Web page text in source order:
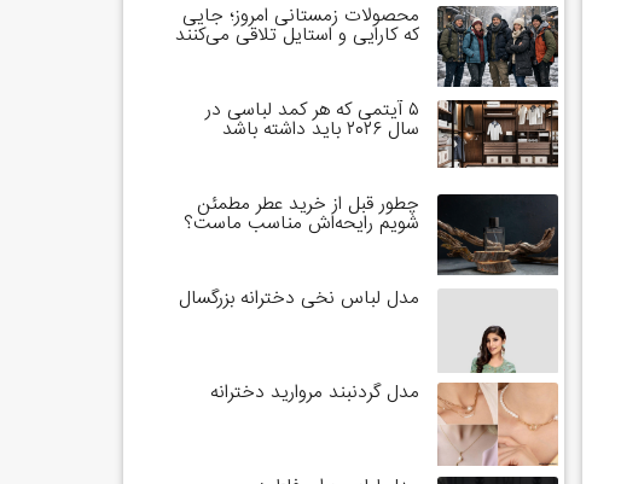
محصولات زمستانی امروز؛ جایی
که کارایی و استایل تلاقی می‌کنند
۵ آیتمی که هر کمد لباسی در
سال ۲۰۲۶ باید داشته باشد
چطور قبل از خرید عطر مطمئن
شویم رایحه‌اش مناسب ماست؟
مدل لباس نخی دخترانه بزرگسال
مدل گردنبند مروارید دخترانه